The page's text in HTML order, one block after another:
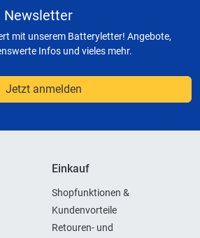
Newsletter
mit unserem Batteryletter! Angebote,
Infos und vieles mehr.
Jetzt anmelden
Einkauf
Shopfunktionen &
Kundenvorteile
Retouren- und